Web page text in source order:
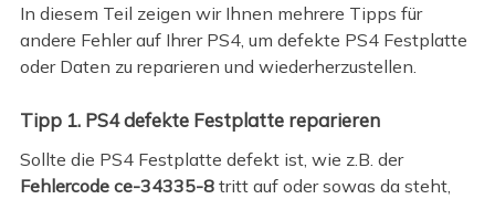
In diesem Teil zeigen wir Ihnen mehrere Tipps für
andere Fehler auf Ihrer PS4, um defekte PS4 Festplatte
oder Daten zu reparieren und wiederherzustellen.
Tipp 1. PS4 defekte Festplatte reparieren
Sollte die PS4 Festplatte defekt ist, wie z.B. der
Fehlercode ce-34335-8tritt auf oder sowas da steht,